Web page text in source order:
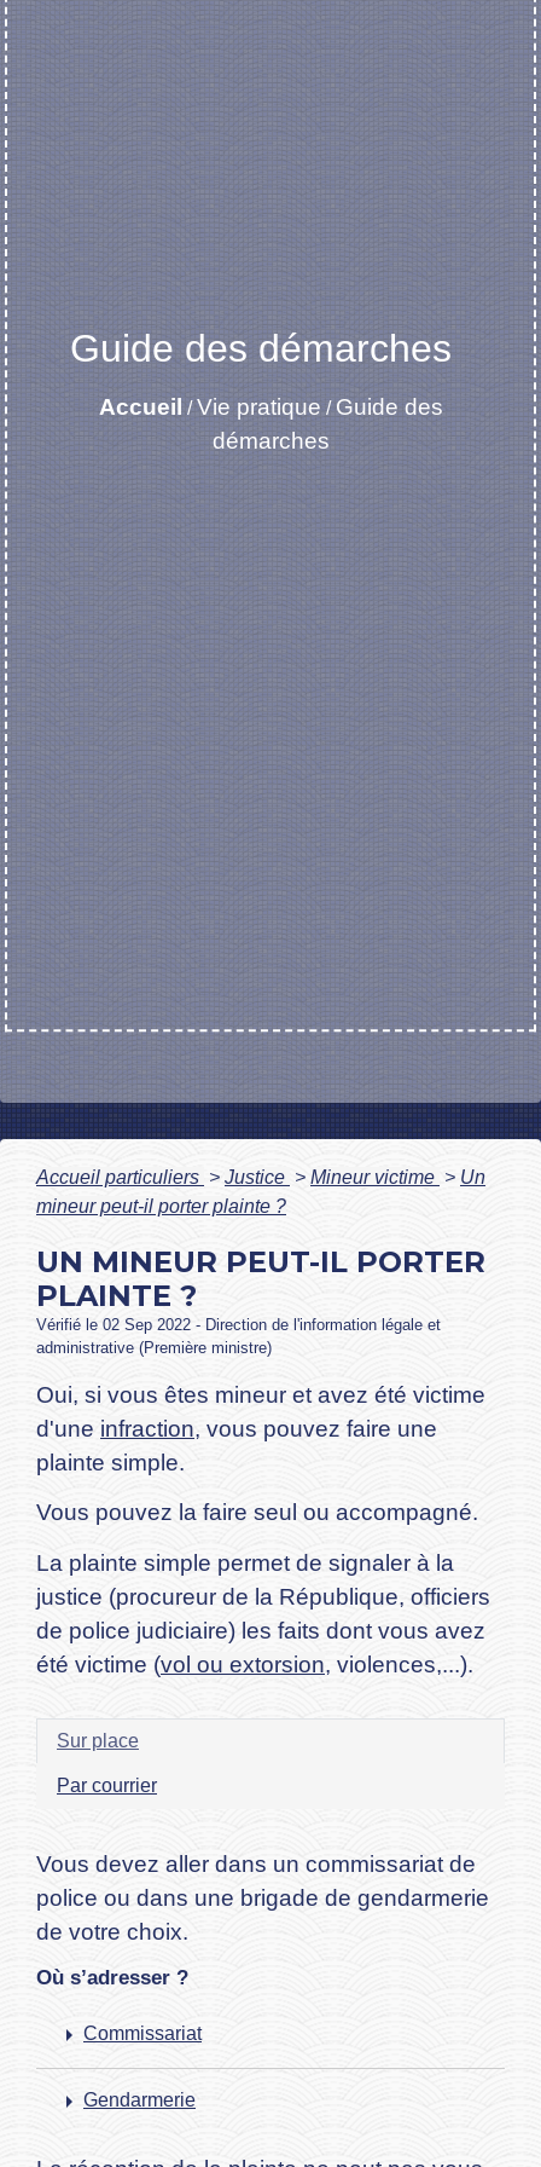
Guide des démarches
Accueil /Vie pratique / Guide des
démarches
Accueil particuliers > Justice > Mineur victime > Un
mineur peut-il porter plainte ?
UN MINEUR PEUT-IL PORTER
PLAINTE ?
Vérifié le 02 Sep 2022 - Direction de l'information légale et
administrative (Première ministre)
Oui, si vous êtes mineur et avez été victime
d'une infraction, vous pouvez faire une
plainte simple.
Vous pouvez la faire seul ou accompagné.
La plainte simple permet de signaler à la
justice (procureur de la République, officiers
de police judiciaire) les faits dont vous avez
été victime (vol ou extorsion, violences,...).
Sur place
Par courrier
Vous devez aller dans un commissariat de
police ou dans une brigade de gendarmerie
de votre choix.
Où s’adresser ?
arrow_right Commissariat
arrow_right Gendarmerie